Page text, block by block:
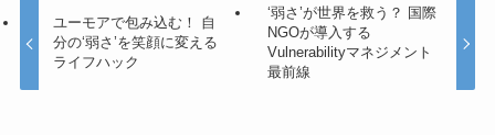
ユーモアで包み込む！ 自
分の‘弱さ’を笑顔に変える
ライフハック
‘弱さ’が世界を救う？ 国際
NGOが導入する
Vulnerabilityマネジメント
最前線